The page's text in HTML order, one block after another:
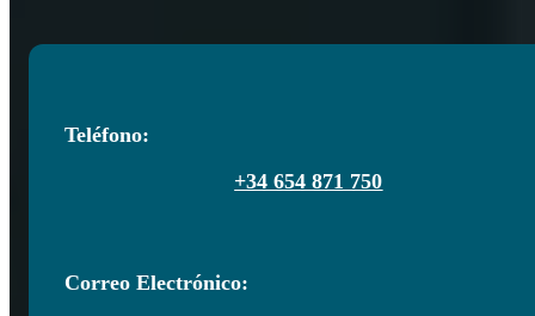
Teléfono:
+34 654 871 750
Correo Electrónico: